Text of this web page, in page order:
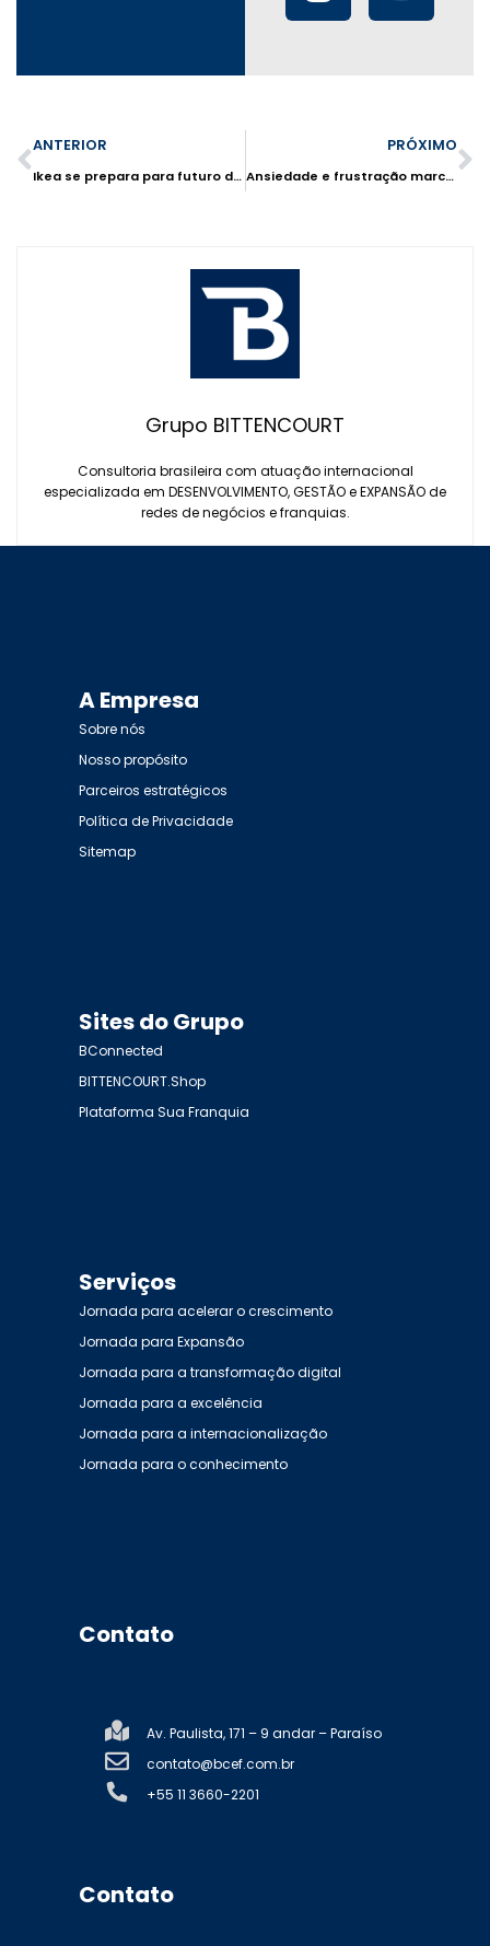
ANTERIOR
Ikea se prepara para futuro de megacidades e pouco dinheiro
PRÓXIMO
Ansiedade e frustração marcam geração Z
Grupo BITTENCOURT
Consultoria brasileira com atuação internacional
especializada em DESENVOLVIMENTO, GESTÃO e EXPANSÃO de
redes de negócios e franquias.
A Empresa
Sobre nós
Nosso propósito
Parceiros estratégicos
Política de Privacidade
Sitemap
Sites do Grupo
BConnected
BITTENCOURT.Shop
Plataforma Sua Franquia
Serviços
Jornada para acelerar o crescimento
Jornada para Expansão
Jornada para a transformação digital
Jornada para a excelência
Jornada para a internacionalização
Jornada para o conhecimento
Contato
Av. Paulista, 171 – 9 andar – Paraíso
contato@bcef.com.br
+55 11 3660-2201
Contato